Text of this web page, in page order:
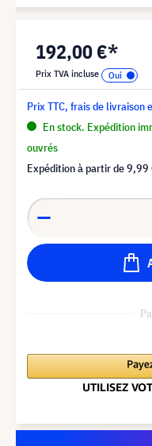
192,00 €*
Prix TVA incluse
Prix TTC, frais de livraison
En stock. Expédition
ouvrés
Expédition à partir de9,99